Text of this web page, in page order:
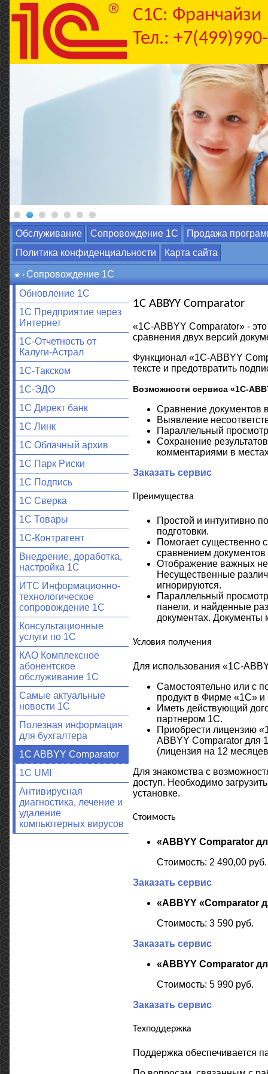
C1С: Франчайзи
Тел.:
Обслуживание Сопровождение 1С
Продажа
Политика конфиденциальности
Карта сайта
Сопровождение 1С
Обновление 1С
1С Предприятие через
Интернет
1С-Отчетность от
Калуги-Астрал
1С-Такском
1С-ЭДО
1С Директ банк
1С Линк
1С Облачный архив
1С Парк Риски
1С Подпись
1С Сверка
1С Товары
1С-Контрагент
Внедрение, доработка,
настройка 1С
ИТС Информационно-
технологическое
сопровождение 1С
Консультационные
услуги по 1С
КАО Комплексное
абонентское
обслуживание 1С
Самые актуальные
новости 1С
Полезная информация
для бухгалтера
1C ABBYY Comparator
1С UMI
Антивирусная
диагностика, лечение и
удаление
компьютерных вирусов
1C ABBYY Comparator
«1C-ABBYY Comparator» -
сравнения двух версий
Функционал «1C-ABBYY
тексте и предотвратить
Возможности сервиса «1C-
Сравнение документов
Выявление
Параллельный
Сохранение
комментариями в
Заказать сервис
Преимущества
Простой и интуитивно
подготовки.
Помогает существенно
сравнением документов
Отображение важных
Несущественные
игнорируются.
Параллельный
панели, и найденные
документах. Документы
Условия получения
Для использования «1C-
Самостоятельно или с
продукт в Фирме «1С»
Иметь действующий
партнером 1С.
Приобрести лицензию
ABBYY Comparator для
(лицензия на 12
Для знакомства с
доступ. Необходимо
установке.
Стоимость
«ABBYY Comparator
Стоимость: 2 490,00 руб.
Заказать сервис
«ABBYY «Comparator
Стоимость: 3 590 руб.
Заказать сервис
«ABBYY Comparator
Стоимость: 5 990 руб.
Заказать сервис
Техподдержка
Поддержка обеспечивается